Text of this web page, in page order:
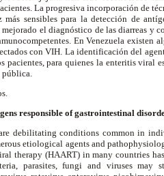
La progresiva incorporación de
sensibles para la detección de
mejorado el diagnóstico de las diarreas
En Venezuela existen
con VIH. La identificación del
para quienes la enteritis viral
responsible of gastrointestinal
debilitating conditions common in
etiological agents and
therapy (HAART) in many countries
parasites, fungi and viruses